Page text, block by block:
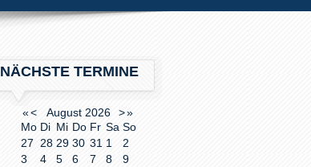
NÄCHSTE TERMINE
«< August 2026 >»
Mo Di Mi Do Fr Sa So
27
28 29 30 31 1
2
3
4 5 6 7 8
9